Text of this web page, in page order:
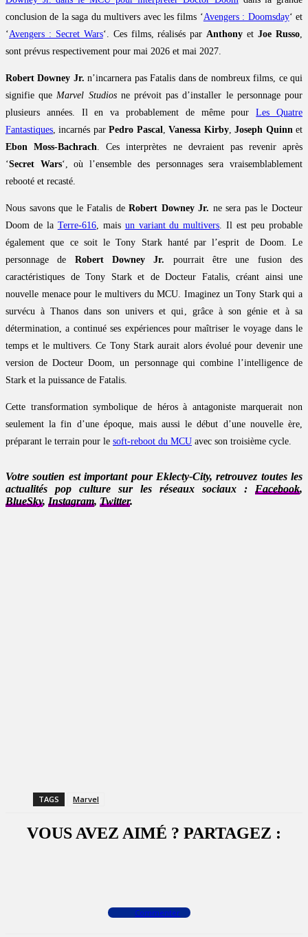
conclusion de la saga du multivers avec les films ‘Avengers : Doomsday‘ et
‘Avengers : Secret Wars‘. Ces films, réalisés par Anthony etJoe Russo
sont prévus respectivement pour mai 2026 et mai 2027.
Robert Downey Jr. n’incarnera pas Fatalis dans de nombreux films, ce qui
signifie que Marvel Studiosne prévoit pas d’installer le personnage pour
plusieurs années. Il en va probablement de même pourLes Quatre
Fantastiques , incarnés parPedro Pascal ,Vanessa Kirby,Joseph Quinn et
Ebon Moss-Bachrach . Ces interprètes ne devraient pas revenir après
‘Secret Wars‘, où l’ensemble des personnages sera vraisemblablement
rebooté et recasté.
Nous savons que le Fatalis deRobert Downey Jr. ne sera pas le Docteur
Doom de la Terre-616, mais un variant du multivers . Il est peu probable
également que ce soit le Tony Stark hanté par l’esprit de Doom. Le
personnage de Robert Downey Jr. pourrait être une fusion des
caractéristiques de Tony Stark et de Docteur Fatalis, créant ainsi une
nouvelle menace pour le multivers du MCU. Imaginez un Tony Stark qui a
survécu à Thanos dans son univers et qui, grâce à son génie et à sa
détermination, a continué ses expériences pour maîtriser le voyage dans le
temps et le multivers. Ce Tony Stark aurait alors évolué pour devenir une
version de Docteur Doom, un personnage qui combine l’intelligence de
Stark et la puissance de Fatalis.
Cette transformation symbolique de héros à antagoniste marquerait non
seulement la fin d’une époque, mais aussi le début d’une nouvelle ère,
préparant le terrain pour le soft-reboot du MCU avec son troisième cycle.
Votre soutien est important pour Eklecty-City, retrouvez toutes les
actualités pop culture sur les réseaux sociaux : Facebook,
BlueSky, Instagram, Twitter.
TAGS Marvel
VOUS AVEZ AIMÉ ? PARTAGEZ :
Commenter